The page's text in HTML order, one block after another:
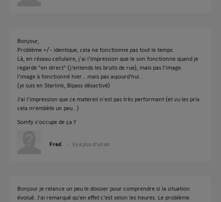
Bonjour,
Problème +/- identique, cela ne fonctionne pas tout le temps.
Là, en réseau cellulaire, j'ai l’impression que le son fonctionne quand je
regarde "en direct" (j'entends les bruits de rue), mais pas l'image.
l'image à fonctionné hier... mais pas aujourd'hui...
(je suis en Starlink, Bipass désactivé)
J'ai l'impression que ce matereil n'est pas très performant (et vu les prix
cela m'embète un peu...)
Somfy s'occupe de ça ?
Fred il y a plus d'un an
Bonjour je relance un peu le dossier pour comprendre si la situation
évolué. J'ai remarqué qu'en effet c'est selon les heures. Le problème